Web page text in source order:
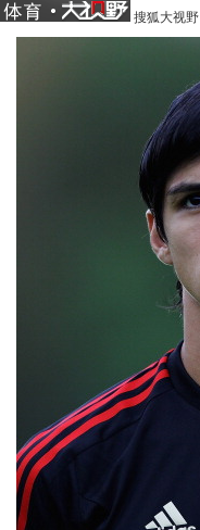
搜狐大视野